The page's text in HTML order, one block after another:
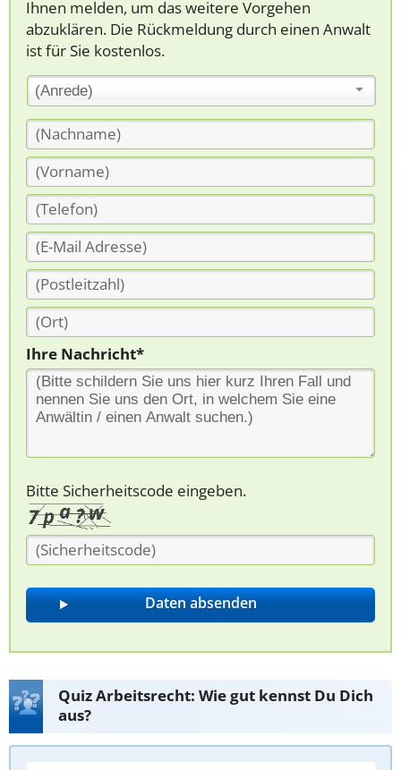
Ihnen melden, um das weitere Vorgehen
abzuklären. Die Rückmeldung durch einen Anwalt
ist für Sie kostenlos.
(Anrede)
Ihre Nachricht*
Bitte Sicherheitscode eingeben.
Quiz Arbeitsrecht: Wie gut kennst Du Dich
aus?